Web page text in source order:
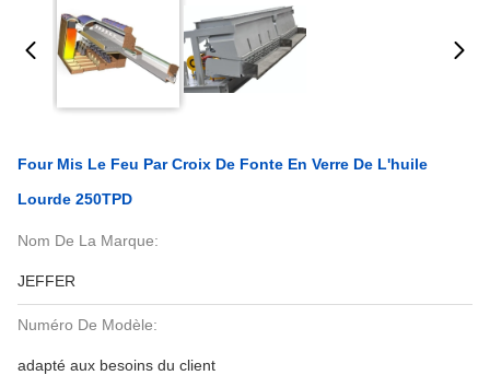
Four Mis Le Feu Par Croix De Fonte En Verre De L'huile
Lourde 250TPD
Nom De La Marque:
JEFFER
Numéro De Modèle:
adapté aux besoins du client